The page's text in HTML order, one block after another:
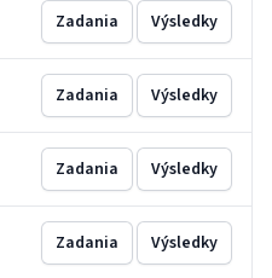
Zadania Výsledky
Zadania Výsledky
Zadania Výsledky
Zadania Výsledky